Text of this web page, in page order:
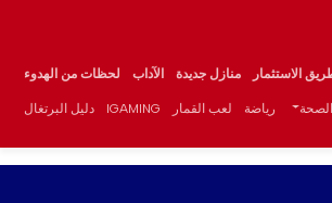
الاستثمار منازل جديدة الآداب لحظات من الهدوء
الصحة رياضة لعب القمار IGAMING دليل البرتغال